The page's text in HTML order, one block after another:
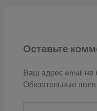
Оставьте
Ваш адрес email не
Обязательные